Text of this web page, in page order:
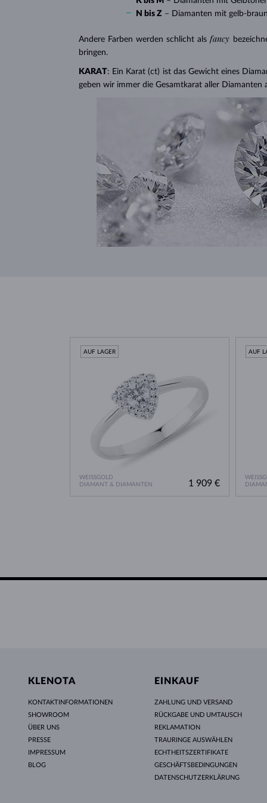
N bis Z – Diamanten mit gelb-
Andere Farben werden schlicht als fancy
bringen.
KARAT: Ein Karat (ct) ist das Gewicht eines
geben wir immer die Gesamtkarat aller Diamanten
WEISSGOLD
DIAMANT & DIAMANTEN
AUF LAGER
1 909 €
AUF
KLENOTA
KONTAKTINFORMATIONEN
SHOWROOM
ÜBER UNS
PRESSE
IMPRESSUM
BLOG
EINKAUF
ZAHLUNG UND VERSAND
RÜCKGABE UND UMTAUSCH
REKLAMATION
TRAURINGE AUSWÄHLEN
ECHTHEITSZERTIFIKATE
GESCHÄFTSBEDINGUNGEN
DATENSCHUTZERKLÄRUNG